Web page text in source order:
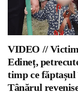
VIDEO //
Edineț,
timp ce
Tânărul